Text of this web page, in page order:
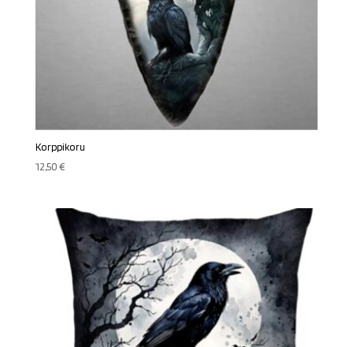
Korppikoru
12,50€